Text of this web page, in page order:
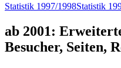
Statistik 1997/1998Statistik
ab 2001:
Besucher, Seiten,